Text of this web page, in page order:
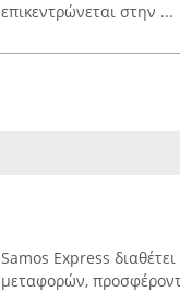
επικεντρώνεται στην ...
Samos Express
μεταφορών,